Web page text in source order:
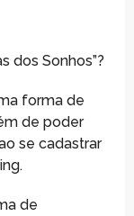
dos Sonhos”?
forma de
de poder
se cadastrar
de